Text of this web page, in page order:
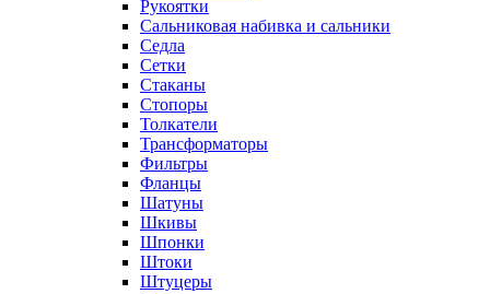
Рукоятки
Сальниковая набивка и сальники
Седла
Сетки
Стаканы
Стопоры
Толкатели
Трансформаторы
Фильтры
Фланцы
Шатуны
Шкивы
Шпонки
Штоки
Штуцеры